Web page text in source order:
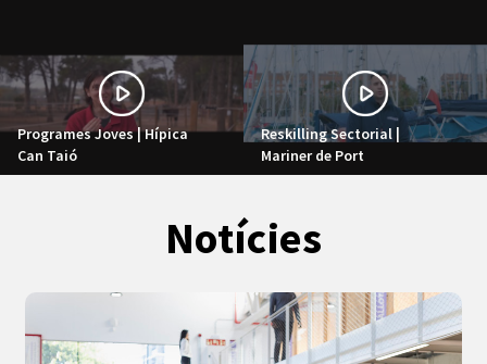
Programes Joves | Hípica
Can Taió
Reskilling Sectorial |
Mariner de Port
Notícies